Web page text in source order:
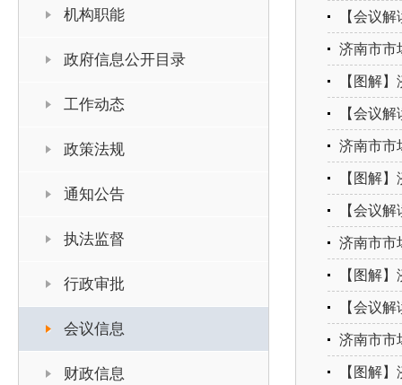
机构职能
政府信息公开目录
工作动态
政策法规
通知公告
执法监督
行政审批
会议信息
财政信息
【会议
济南市市
【图解
【会议
济南市市
【图解
【会议
济南市市
【图解
【会议
济南市市
【图解